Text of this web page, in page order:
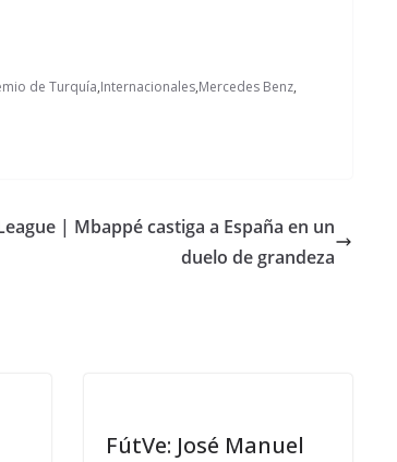
de Turquía,Internacionales,Mercedes Benz,
| Mbappé castiga a España en un
duelo de grandeza
FútVe: José Manuel